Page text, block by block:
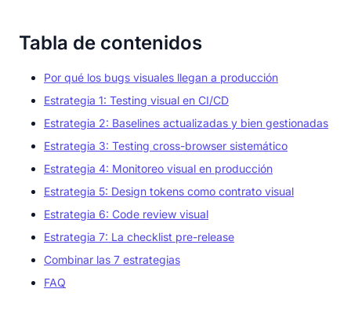
Tabla de contenidos
Por qué los bugs visuales llegan a producción
Estrategia 1: Testing visual en CI/CD
Estrategia 2: Baselines actualizadas y bien gestionadas
Estrategia 3: Testing cross-browser sistemático
Estrategia 4: Monitoreo visual en producción
Estrategia 5: Design tokens como contrato visual
Estrategia 6: Code review visual
Estrategia 7: La checklist pre-release
Combinar las 7 estrategias
FAQ